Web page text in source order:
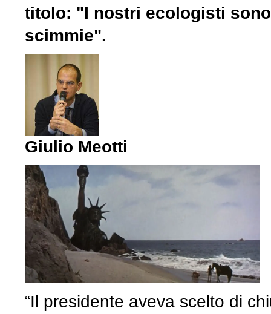
titolo: "I nostri ecologisti
scimmie".
Giulio Meotti
“Il presidente aveva scelto di